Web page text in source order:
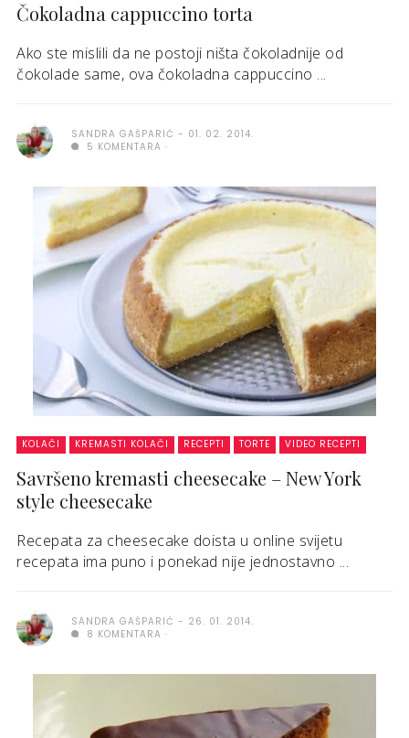
Čokoladna cappuccino torta
Ako ste mislili da ne postoji ništa čokoladnije od
čokolade same, ova čokoladna cappuccino ...
SANDRA GAŠPARIĆ
01. 02. 2014.
5 KOMENTARA
KOLAČI KREMASTI KOLAČI RECEPTI TORTE VIDEO RECEPTI
Savršeno kremasti cheesecake – New York
style cheesecake
Recepata za cheesecake doista u online svijetu
recepata ima puno i ponekad nije jednostavno ...
SANDRA GAŠPARIĆ
26. 01. 2014.
8 KOMENTARA